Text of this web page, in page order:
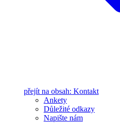
přejít na obsah: Kontakt
Ankety
Důležité odkazy
Napište nám